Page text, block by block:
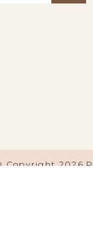
Copyright 2026